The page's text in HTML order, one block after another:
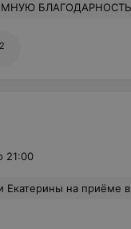
рассказал и показал, сама процедура удаления зуба прошла без проблем, без боли. Я даже не сразу поняла, что все закончилось. Порядка 20 минут все заняло. Буду
21:00
во время лечения показали в зеркальце. Дальше задала вопрос по дёснам, врач сказала "да, есть небольшая рецессия". Попросила рассказать подробнее, как это будет развиваться, сможет ли обратиться обратно, пыталась вытянуть хоть какую-то информацию. Спросила про причины, мне выдали все